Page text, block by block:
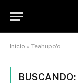
Início » Teahupo'o
BUSCANDO: